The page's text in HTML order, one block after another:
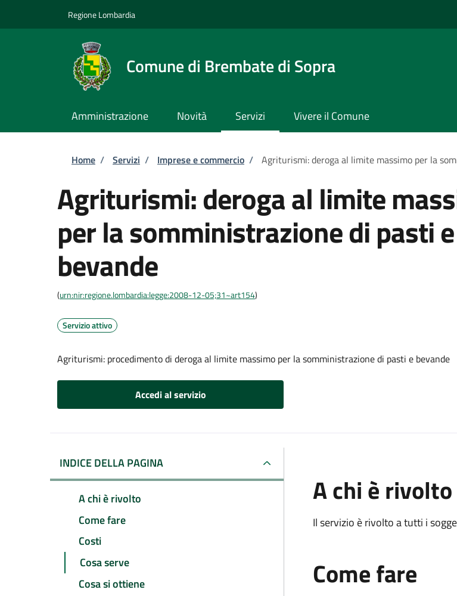
Regione Lombardia
Comune di Brembate di Sopra
Amministrazione Novità Servizi Vivere il Comune
Briciole di pane
Home / Servizi / Imprese e commercio / Agriturismi: deroga al limite massimo per la
Agriturismi: deroga al limite
per la somministrazione di pasti e
bevande
(urn:nir:regione.lombardia:legge:2008-12-05;31~art154)
Servizio attivo
Agriturismi: procedimento di deroga al limite massimo per la somministrazione di pasti e bevande
Accedi al servizio
INDICE DELLA PAGINA
A chi è rivolto
Come fare
Costi
Cosa serve
Cosa si ottiene
A chi è rivolto
Il servizio è rivolto a tutti i
Come fare